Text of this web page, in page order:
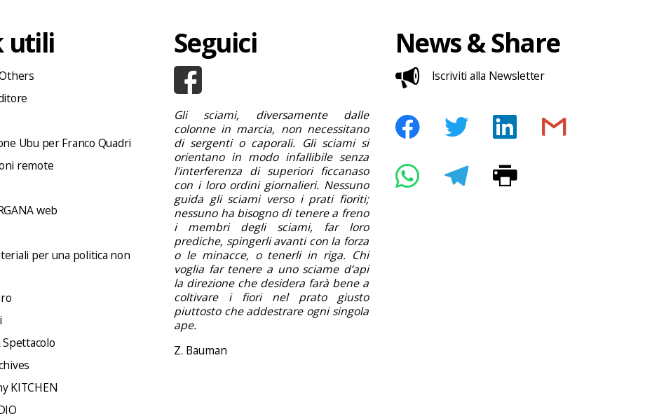
utili
Ubu per Franco Quadri
remote
web
per una politica non
KITCHEN
Seguici
Gli sciami, diversamente dalle
colonne in marcia, non necessitano
di sergenti o caporali. Gli sciami si
orientano in modo infallibile senza
l’interferenza di superiori ficcanaso
con i loro ordini giornalieri. Nessuno
guida gli sciami verso i prati fioriti;
nessuno ha bisogno di tenere a freno
i membri degli sciami, far loro
prediche, spingerli avanti con la forza
o le minacce, o tenerli in riga. Chi
voglia far tenere a uno sciame d’api
la direzione che desidera farà bene a
coltivare i fiori nel prato giusto
piuttosto che addestrare ogni singola
ape.
Z. Bauman
News & Share
Iscriviti alla Newsletter